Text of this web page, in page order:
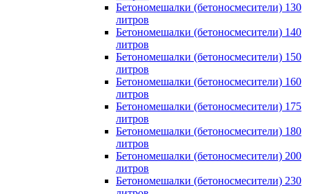
Бетономешалки (бетоносмесители) 130
литров
Бетономешалки (бетоносмесители) 140
литров
Бетономешалки (бетоносмесители) 150
литров
Бетономешалки (бетоносмесители) 160
литров
Бетономешалки (бетоносмесители) 175
литров
Бетономешалки (бетоносмесители) 180
литров
Бетономешалки (бетоносмесители) 200
литров
Бетономешалки (бетоносмесители) 230